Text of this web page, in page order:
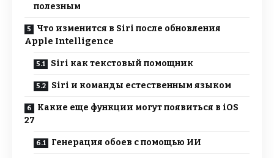
полезным
Что изменится в Siri после обновления
Apple Intelligence
Siri как текстовый помощник
Siri и команды естественным языком
Какие еще функции могут появиться в iOS
27
Генерация обоев с помощью ИИ